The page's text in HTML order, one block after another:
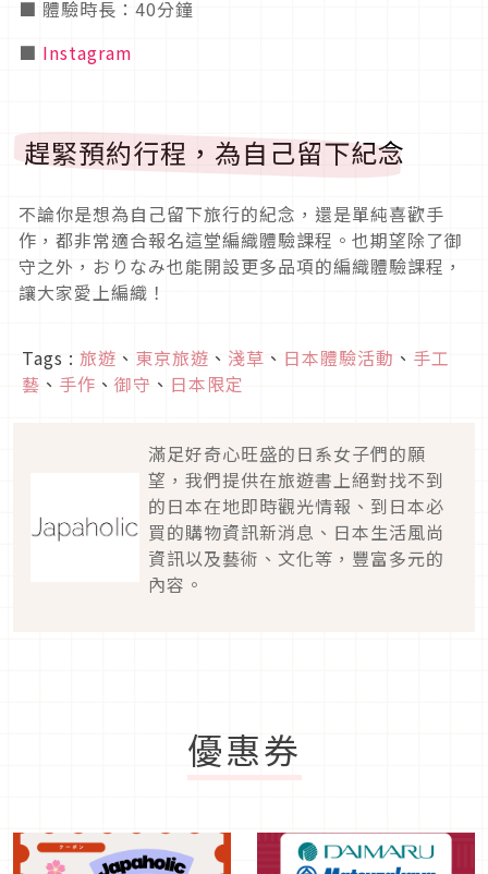
■ 體驗時長：40分鐘
■ Instagram
趕緊預約行程，為自己留下紀念
不論你是想為自己留下旅行的紀念，還是單純喜歡手
作，都非常適合報名這堂編織體驗課程。也期望除了御
守之外，おりなみ也能開設更多品項的編織體驗課程，
讓大家愛上編織！
Tags : 旅遊 、 東京旅遊 、 淺草 、 日本體驗活動 、 手工
藝 、 手作 、 御守 、 日本限定
滿足好奇心旺盛的日系女子們的願
望，我們提供在旅遊書上絕對找不到
的日本在地即時觀光情報、到日本必
買的購物資訊新消息、日本生活風尚
資訊以及藝術、文化等，豐富多元的
內容。
優惠券